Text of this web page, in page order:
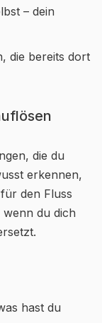
– dein
die bereits dort
die du
erkennen,
den Fluss
du dich
hast du